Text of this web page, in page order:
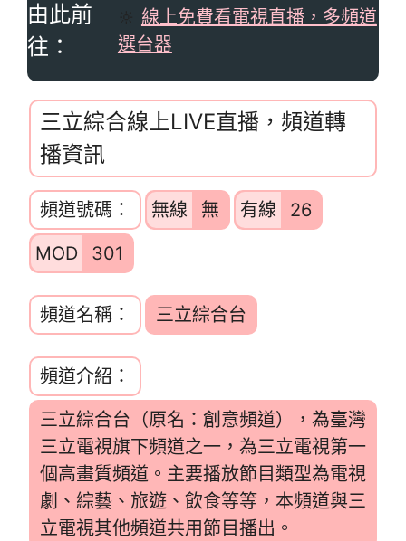
由此前
往：
線上免費看電視直播，多頻道
選台器
三立綜合線上LIVE直播，頻道轉
播資訊
頻道號碼： 無線 無 有線
26
MOD
301
頻道名稱： 三立綜合台
頻道介紹：
三立綜合台（原名：創意頻道），為臺灣
三立電視旗下頻道之一，為三立電視第一
個高畫質頻道。主要播放節目類型為電視
劇、綜藝、旅遊、飲食等等，本頻道與三
立電視其他頻道共用節目播出。